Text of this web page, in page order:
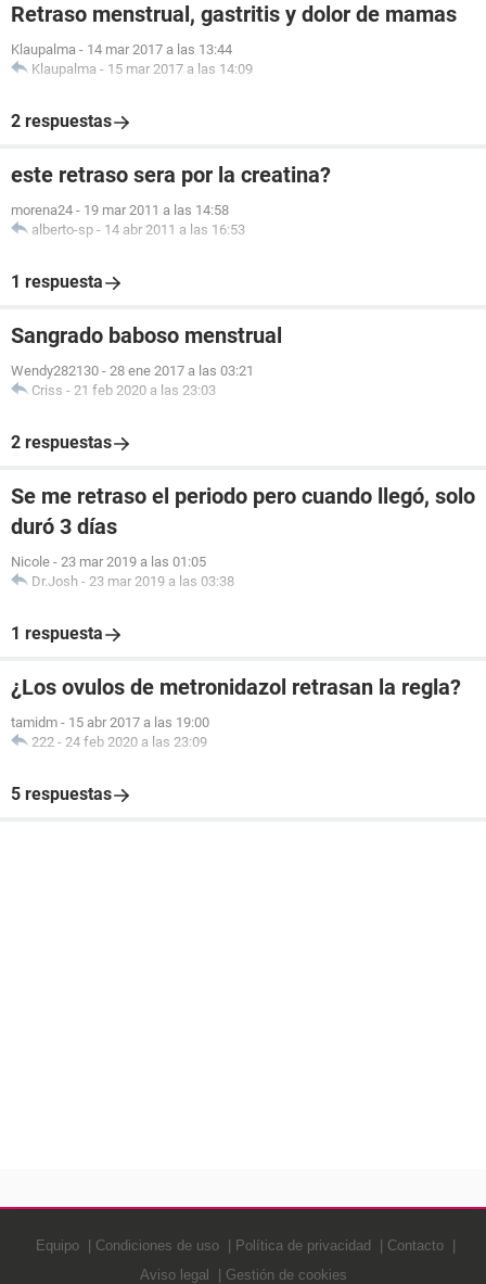
Retraso menstrual, gastritis y dolor de mamas
Klaupalma - 14 mar 2017 a las 13:44
Klaupalma - 15 mar 2017 a las 14:09
2 respuestas
este retraso sera por la creatina?
morena24 - 19 mar 2011 a las 14:58
alberto-sp - 14 abr 2011 a las 16:53
1 respuesta
Sangrado baboso menstrual
Wendy282130 - 28 ene 2017 a las 03:21
Criss - 21 feb 2020 a las 23:03
2 respuestas
Se me retraso el periodo pero cuando llegó, solo
duró 3 días
Nicole - 23 mar 2019 a las 01:05
Dr.Josh - 23 mar 2019 a las 03:38
1 respuesta
¿Los ovulos de metronidazol retrasan la regla?
tamidm - 15 abr 2017 a las 19:00
222 - 24 feb 2020 a las 23:09
5 respuestas
Equipo Condiciones de uso Política de privacidad
Contacto
Aviso legal
Gestión de cookies